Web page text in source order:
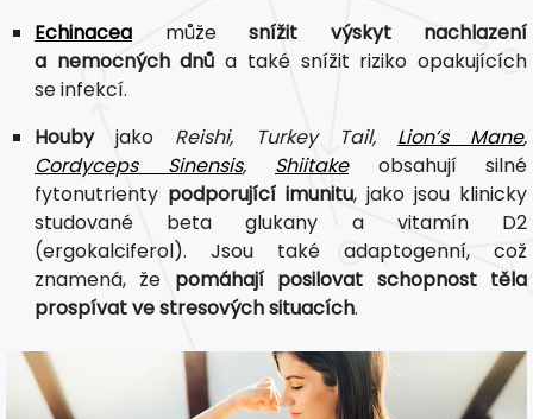
Echinacea může snížit výskyt nachlazení
a nemocných dnů a také snížit riziko opakujících
se infekcí.
Houbyjako Reishi, Turkey Tail, Lion’s Mane,
Cordyceps Sinensis, Shiitakeobsahují silné
fytonutrienty podporující imunitu, jako jsou klinicky
studované beta glukany a vitamín D2
(ergokalciferol). Jsou také adaptogenní, což
znamená, že pomáhají posilovat schopnost těla
prospívat ve stresových situacích.